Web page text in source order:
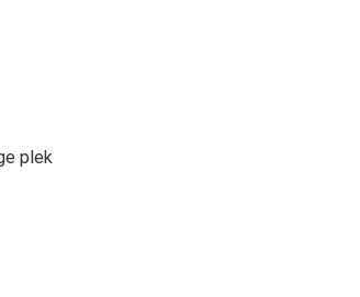
plek